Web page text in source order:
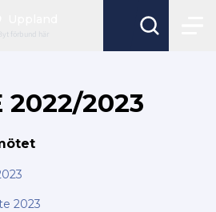
förbund här
2022/2023
2023